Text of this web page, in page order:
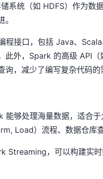
系统（如 HDFS）作为数
程接口，包括 Java、
此外，Spark 的高级 API
，减少了编写复杂代码的
能够处理海量数据，适合
Load）流程、数据仓库
Streaming，可以构建实